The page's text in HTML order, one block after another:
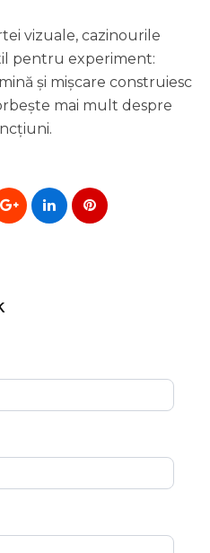
vizuale, cazinourile
pentru experiment:
și mișcare construiesc
mai mult despre